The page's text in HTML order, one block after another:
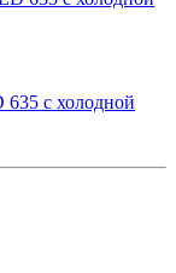
с холодной